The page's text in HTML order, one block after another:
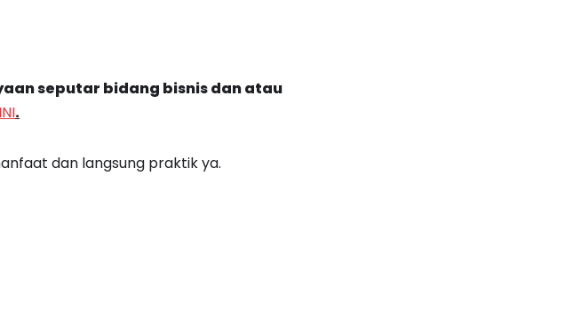
seputar bidang bisnis dan atau
.
dan langsung praktik ya.